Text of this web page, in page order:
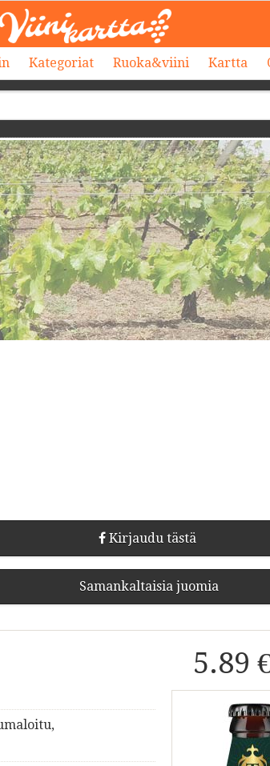
Kategoriat Ruoka&viini Kartta
Kirjaudu tästä
Samankaltaisia juomia
5.89